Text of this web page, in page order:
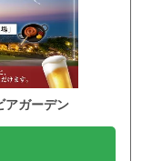
アガーデン